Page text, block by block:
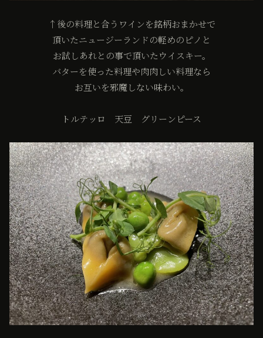
↑後の料理と合うワインを銘柄おまかせで
頂いたニュージーランドの軽めのピノと
お試しあれとの事で頂いたウイスキー。
バターを使った料理や肉肉しい料理なら
お互いを邪魔しない味わい。
トルテッロ 天豆 グリーンピース